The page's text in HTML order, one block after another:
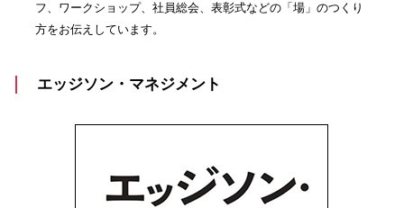
フ、ワークショップ、社員総会、表彰式などの「場」のつくり
方をお伝えしています。
エッジソン・マネジメント